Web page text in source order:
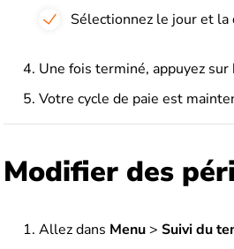
Sélectionnez le jour et
Une fois terminé, appuyez sur
Votre cycle de paie est
Modifier des
Allez dans Menu > Suivi du